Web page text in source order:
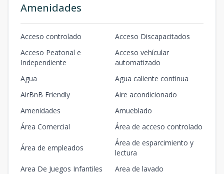
Amenidades
Acceso controlado
Acceso Discapacitados
Acceso Peatonal e
Independiente
Acceso vehícular
automatizado
Agua
Agua caliente continua
AirBnB Friendly
Aire acondicionado
Amenidades
Amueblado
Área Comercial
Área de acceso controlado
Área de empleados
Área de esparcimiento y
lectura
Area De Juegos Infantiles
Area de lavado